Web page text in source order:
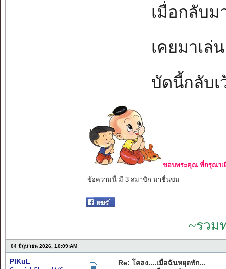
เมื่อกลับม
เคยมาเล่
บัดนี้กลับเ
ขอบพระคุณ ที่กรุณาเ
ข้อความนี้ มี 3 สมาชิก มาชื่นชม
~รวม
04 มิถุนายน 2026, 10:09:AM
PIKuL Re: โคลง....เมื่อฉันหยุดพัก...